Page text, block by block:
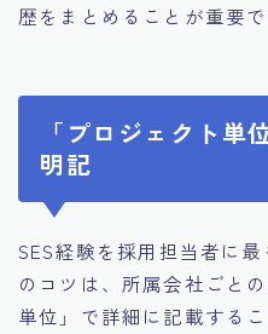
歴をまとめることが重要で
「プロジェクト単
明記
SES経験を採用担当者に
のコツは、所属会社ごと
単位」で詳細に記載する